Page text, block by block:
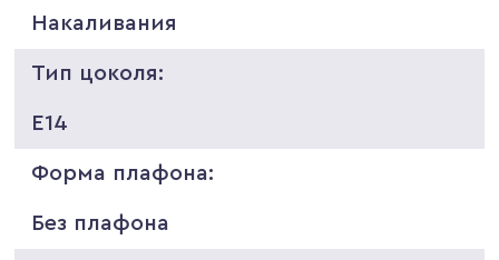
Накаливания
Тип цоколя:
E14
Форма плафона:
Без плафона